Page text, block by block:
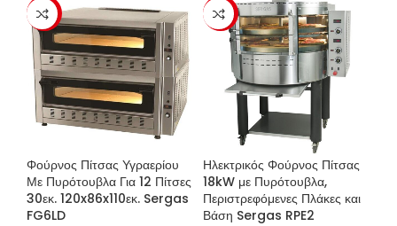
-23%
Φούρνος Πίτσας Υγραερίου
Με Πυρότουβλα Για 12 Πίτσες
30εκ. 120x86x110εκ. Sergas
FG6LD
-23%
Ηλεκτρικός Φούρνος Πίτσας
18kW με Πυρότουβλα,
Περιστρεφόμενες Πλάκες και
Βάση Sergas RPE2